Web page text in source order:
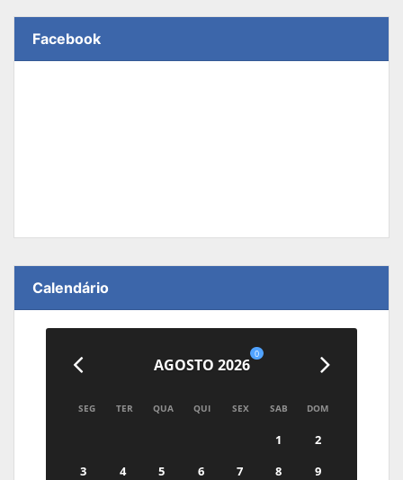
Facebook
Calendário
AGOSTO 2026
0
SEG TER QUA QUI SEX SAB DOM
1
2
3
4 5 6 7 8
9